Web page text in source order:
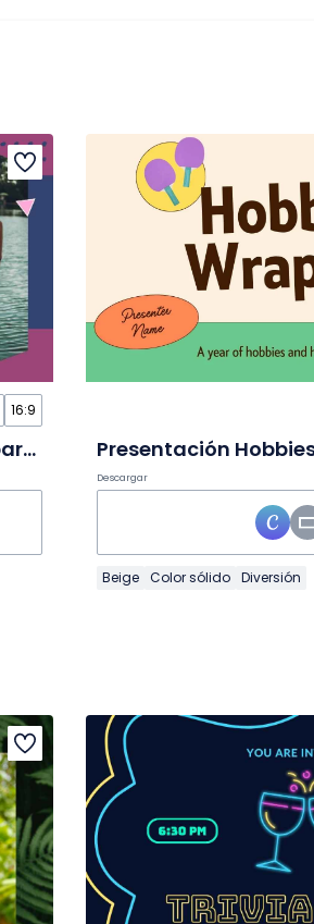
16:9
Diapositivas de estrategia de redes para tienda deportiva
Descargar
Beige Color sólido Diversión